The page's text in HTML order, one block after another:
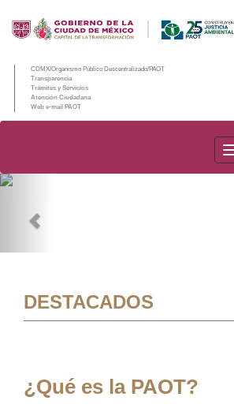
CDMX/Organismo Público Descentralizado/PAOT
Transparencia
Trámites y Servicios
Atención Ciudadana
Web e-mail PAOT
DESTACADOS
¿Qué es la PAOT?